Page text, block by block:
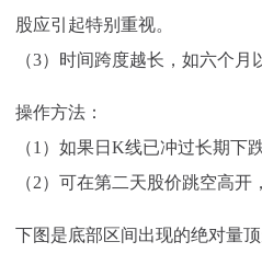
股应引起特别重视。
（3）时间跨度越长，如六个
操作方法：
（1）如果日K线已冲过长期下
（2）可在第二天股价跳空高
下图是底部区间出现的绝对量